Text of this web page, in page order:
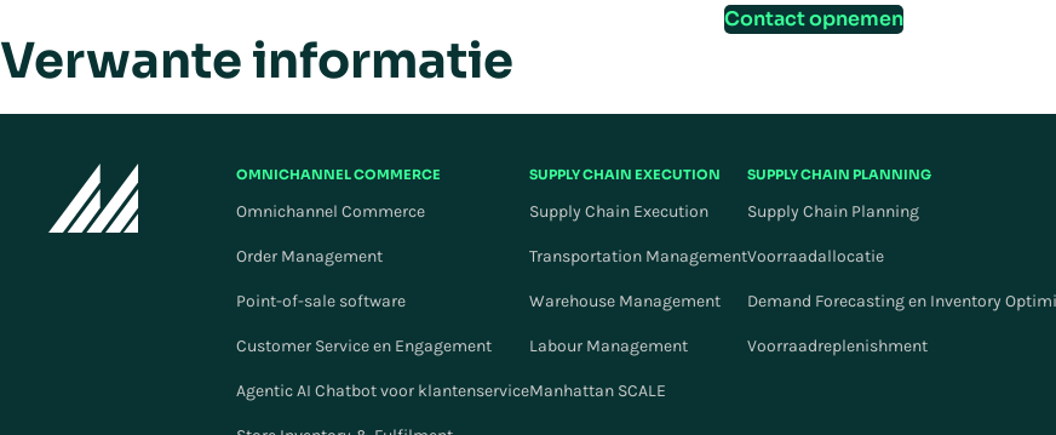
Contact opnemen
Verwante informatie
OMNICHANNEL COMMERCE
Omnichannel Commerce
Order Management
Point-of-sale software
Customer Service en Engagement
Agentic AI Chatbot voor klantenservice
SUPPLY CHAIN EXECUTION
Supply Chain Execution
Transportation Management
Warehouse Management
Labour Management
Manhattan SCALE
SUPPLY CHAIN PLANNING
Supply Chain Planning
Voorraadallocatie
Demand Forecasting en Inventory
Voorraadreplenishment